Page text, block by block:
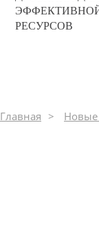
0
252
РЕСУРСОВ
Главная